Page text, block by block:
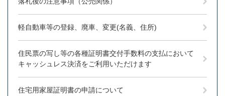
軽自動車等の登録、廃車、変更(名義、住所)
住民票の写し等の各種証明書交付手数料の支払において
キャッシュレス決済をご利用いただけます
住宅用家屋証明書の申請について